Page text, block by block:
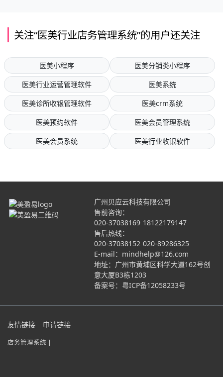
关注“医美行业店务管理系统”的用户还关注
医美小程序
医美分销类小程序
医美行业运营管理软件
医美系统
医美诊所收银管理软件
医美crm系统
医美预约软件
医美会员管理系统
医美会员系统
医美行业收银软件
广州贝应云科技有限公司
售前咨询：
020-37038169 18122179147
售后热线：
020-37038152 020-89286325
E-mail：mindhelp@126.com
地址：广州市黄埔区科学大道162号创
意大厦B3栋1203
备案号： 粤ICP备12058233号
友情链接 申请链接
店务管理系统 |